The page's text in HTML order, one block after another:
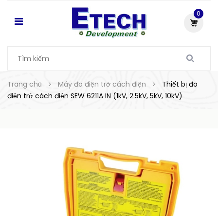
0
Trang chủ Máy đo điện trở cách điện
Thiết bị đo
điện trở cách điện SEW 6211A IN (1kV, 2.5kV, 5kV, 10kV)